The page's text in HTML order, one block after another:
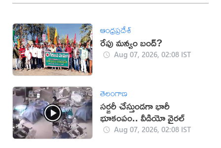
ఆంధ్రప్రదేశ్
రేపు మన్యం బంద్‌?
Aug 07, 2026, 02:08 IST
తెలంగాణ
సర్జరీ చేస్తుండగా భారీ
భూకంపం.. వీడియో వైరల్
Aug 07, 2026, 02:08 IST